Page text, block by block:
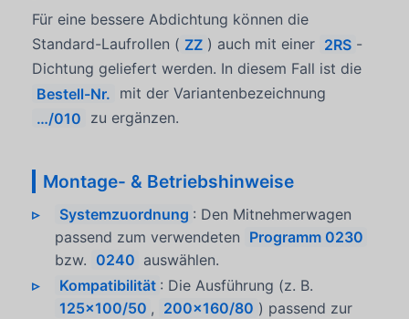
Für eine bessere Abdichtung können die
Standard-Laufrollen ( ZZ ) auch mit einer 2RS -
Dichtung geliefert werden. In diesem Fall ist die
Bestell-Nr. mit der Variantenbezeichnung
…/010 zu ergänzen.
Montage- & Betriebshinweise
Systemzuordnung : Den Mitnehmerwagen
passend zum verwendeten Programm 0230
bzw. 0240 auswählen.
Kompatibilität : Die Ausführung (z. B.
125x100/50 , 200x160/80 ) passend zur